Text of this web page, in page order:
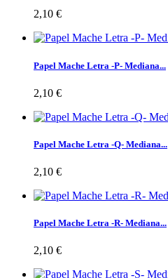
2,10 €
Papel Mache Letra -P- Mediana...
2,10 €
Papel Mache Letra -Q- Mediana...
2,10 €
Papel Mache Letra -R- Mediana...
2,10 €